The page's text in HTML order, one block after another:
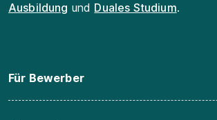
Ausbildung und Duales Studium.
Für Bewerber